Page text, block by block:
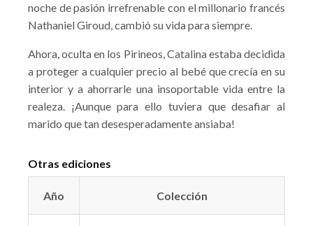
noche de pasión irrefrenable con el millonario francés
Nathaniel Giroud, cambió su vida para siempre.
Ahora, oculta en los Pirineos, Catalina estaba decidida
a proteger a cualquier precio al bebé que crecía en su
interior y a ahorrarle una insoportable vida entre la
realeza. ¡Aunque para ello tuviera que desafiar al
marido que tan desesperadamente ansiaba!
Otras ediciones
Año Colección